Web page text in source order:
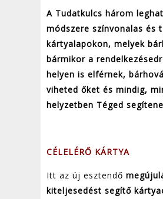
A Tudatkulcs három
módszere színvonalas és
kártyalapokon, melyek
bármikor a
helyen is elférnek,
viheted őket és mindig,
helyzetben Téged
CÉLELÉRŐ KÁRTYA
Itt az új esztendő
kiteljesedést segítő